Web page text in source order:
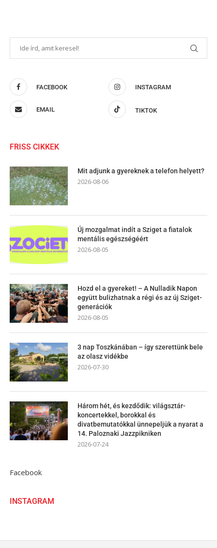
FACEBOOK INSTAGRAM
EMAIL TIKTOK
FRISS CIKKEK
Mit adjunk a gyereknek a telefon helyett?
2026-08-06
Új mozgalmat indít a Sziget a fiatalok
mentális egészségéért
2026-08-05
Hozd el a gyereket! – A Nulladik Napon
együtt bulizhatnak a régi és az új Sziget-
generációk
2026-08-05
3 nap Toszkánában – így szerettünk bele
az olasz vidékbe
2026-07-30
Három hét, és kezdődik: világsztár-
koncertekkel, borokkal és
divatbemutatókkal ünnepeljük a nyarat a
14. Paloznaki Jazzpikniken
2026-07-24
Facebook
INSTAGRAM